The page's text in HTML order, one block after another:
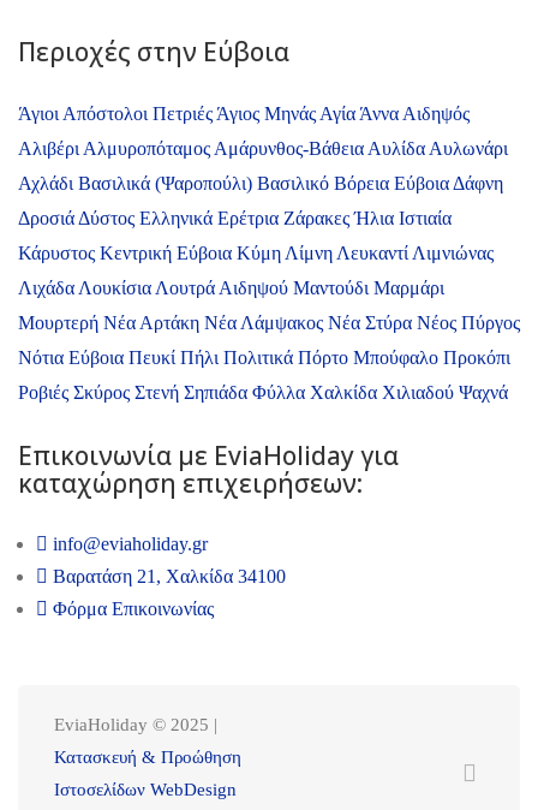
Περιοχές στην Εύβοια
Άγιοι Απόστολοι Πετριές Άγιος Μηνάς Αγία Άννα Αιδηψός
Αλιβέρι Αλμυροπόταμος Αμάρυνθος-Βάθεια Αυλίδα Αυλωνάρι
Αχλάδι Βασιλικά (Ψαροπούλι) Βασιλικό Βόρεια Εύβοια Δάφνη
Δροσιά Δύστος Ελληνικά Ερέτρια ΖάρακεςΉλια Ιστιαία
Κάρυστος Κεντρική Εύβοια Κύμη Λίμνη Λευκαντί Λιμνιώνας
Λιχάδα Λουκίσια Λουτρά Αιδηψού Μαντούδι Μαρμάρι
Μουρτερή Νέα Αρτάκη Νέα Λάμψακος Νέα Στύρα Νέος Πύργος
Νότια Εύβοια Πευκί Πήλι Πολιτικά Πόρτο Μπούφαλο Προκόπι
Ροβιές Σκύρος Στενή Σηπιάδα Φύλλα Χαλκίδα Χιλιαδού Ψαχνά
Επικοινωνία με ΕviaHoliday για
καταχώρηση επιχειρήσεων:
info@eviaholiday.gr
Βαρατάση 21, Χαλκίδα 34100
Φόρμα Επικοινωνίας
EviaHoliday © 2025 |
Κατασκευή & Προώθηση
Ιστοσελίδων WebDesign